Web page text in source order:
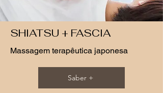
SHIATSU + FASCIA
Massagem terapêutica japonesa
Saber +